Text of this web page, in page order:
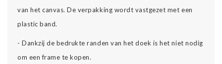
van het canvas. De verpakking wordt vastgezet met een
plastic band.
- Dankzij de bedrukte randen van het doek is het niet nodig
om een frame te kopen.